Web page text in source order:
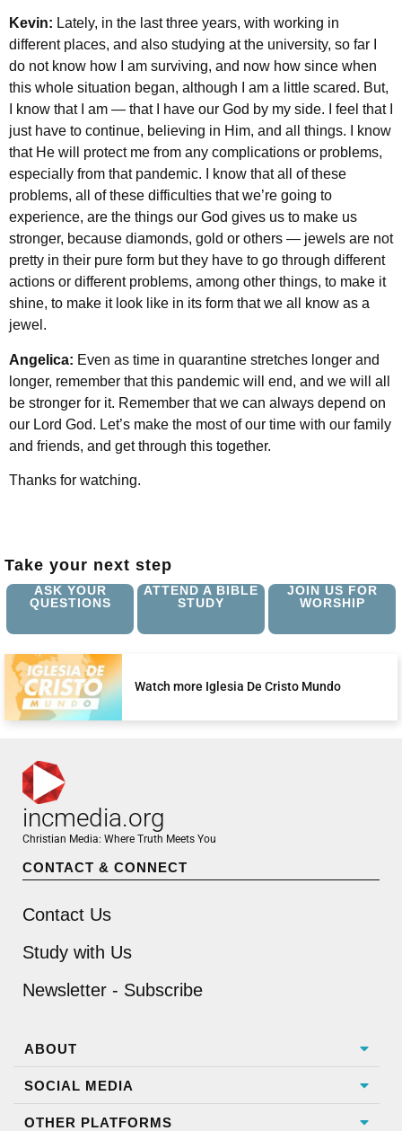
Kevin: Lately, in the last three years, with working in
different places, and also studying at the university, so far I
do not know how I am surviving, and now how since when
this whole situation began, although I am a little scared. But,
I know that I am — that I have our God by my side. I feel that I
just have to continue, believing in Him, and all things. I know
that He will protect me from any complications or problems,
especially from that pandemic. I know that all of these
problems, all of these difficulties that we’re going to
experience, are the things our God gives us to make us
stronger, because diamonds, gold or others — jewels are not
pretty in their pure form but they have to go through different
actions or different problems, among other things, to make it
shine, to make it look like in its form that we all know as a
jewel.
Angelica: Even as time in quarantine stretches longer and
longer, remember that this pandemic will end, and we will all
be stronger for it. Remember that we can always depend on
our Lord God. Let’s make the most of our time with our family
and friends, and get through this together.
Thanks for watching.
Take your next step
ASK YOUR
QUESTIONS
ATTEND A BIBLE
STUDY
JOIN US FOR
WORSHIP
Watch more Iglesia De Cristo Mundo
incmedia.org
Christian Media: Where Truth Meets You
CONTACT & CONNECT
Contact Us
Study with Us
Newsletter - Subscribe
ABOUT
SOCIAL MEDIA
OTHER PLATFORMS